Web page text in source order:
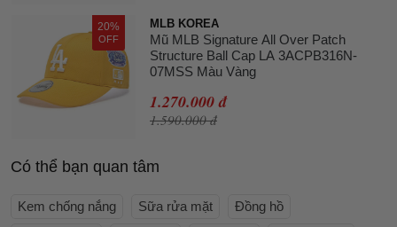
20%
OFF
MLB KOREA
Mũ MLB Signature All Over Patch
Structure Ball Cap LA 3ACPB316N-
07MSS Màu Vàng
1.270.000 đ
1.590.000 đ
Có thể bạn quan tâm
Kem chống nắng Sữa rửa mặt
Đồng hồ